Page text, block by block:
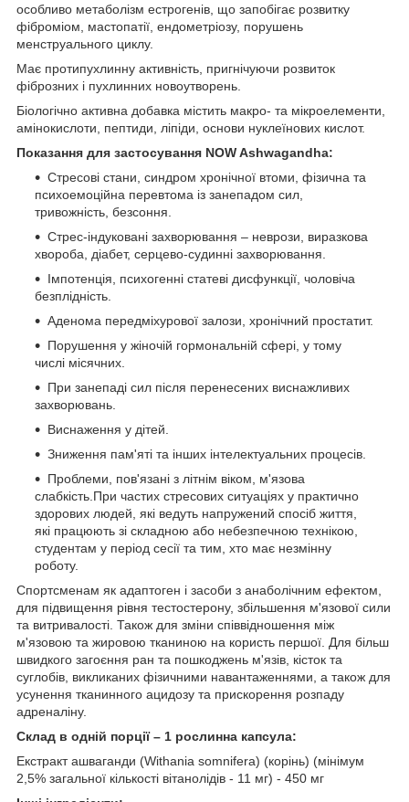
особливо метаболізм естрогенів, що запобігає розвитку
фіброміом, мастопатії, ендометріозу, порушень
менструального циклу.
Має протипухлинну активність, пригнічуючи розвиток
фіброзних і пухлинних новоутворень.
Біологічно активна добавка містить макро- та мікроелементи,
амінокислоти, пептиди, ліпіди, основи нуклеїнових кислот.
Показання для застосування NOW Ashwagandha:
Стресові стани, синдром хронічної втоми, фізична та
психоемоційна перевтома із занепадом сил,
тривожність, безсоння.
Стрес-індуковані захворювання – неврози, виразкова
хвороба, діабет, серцево-судинні захворювання.
Імпотенція, психогенні статеві дисфункції, чоловіча
безплідність.
Аденома передміхурової залози, хронічний простатит.
Порушення у жіночій гормональній сфері, у тому
числі місячних.
При занепаді сил після перенесених виснажливих
захворювань.
Виснаження у дітей.
Зниження пам'яті та інших інтелектуальних процесів.
Проблеми, пов'язані з літнім віком, м'язова
слабкість.При частих стресових ситуаціях у практично
здорових людей, які ведуть напружений спосіб життя,
які працюють зі складною або небезпечною технікою,
студентам у період сесії та тим, хто має незмінну
роботу.
Спортсменам як адаптоген і засоби з анаболічним ефектом,
для підвищення рівня тестостерону, збільшення м'язової сили
та витривалості. Також для зміни співвідношення між
м'язовою та жировою тканиною на користь першої. Для більш
швидкого загоєння ран та пошкоджень м'язів, кісток та
суглобів, викликаних фізичними навантаженнями, а також для
усунення тканинного ацидозу та прискорення розпаду
адреналіну.
Склад в одній порції – 1 рослинна капсула:
Екстракт ашваганди (Withania somnifera) (корінь) (мінімум
2,5% загальної кількості вітанолідів - 11 мг) - 450 мг